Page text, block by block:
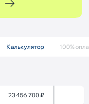
Калькулятор Описание
100%
23 456 700 ₽